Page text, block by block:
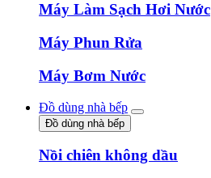
Máy Làm Sạch Hơi Nước
Máy Phun Rửa
Máy Bơm Nước
Đồ dùng nhà bếp
Đồ dùng nhà bếp
Nồi chiên không dầu